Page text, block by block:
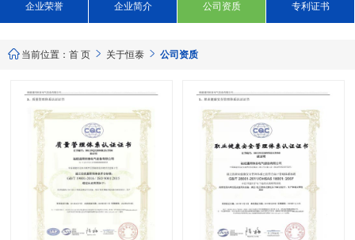
企业荣誉 企业简介 公司资质 专利证书
当前位置： 首 页  关于恒泰  公司资质